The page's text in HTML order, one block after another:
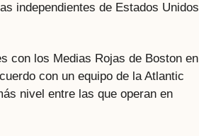
independientes de Estados Unidos
con los Medias Rojas de Boston en
con un equipo de la Atlantic
nivel entre las que operan en